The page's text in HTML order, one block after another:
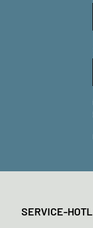
SERVICE-